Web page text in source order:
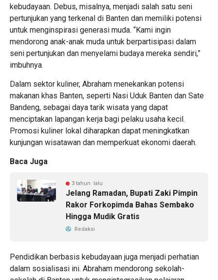
kebudayaan. Debus, misalnya, menjadi salah satu seni
pertunjukan yang terkenal di Banten dan memiliki potensi
untuk menginspirasi generasi muda. “Kami ingin
mendorong anak-anak muda untuk berpartisipasi dalam
seni pertunjukan dan menyelami budaya mereka sendiri,”
imbuhnya.
Dalam sektor kuliner, Abraham menekankan potensi
makanan khas Banten, seperti Nasi Uduk Banten dan Sate
Bandeng, sebagai daya tarik wisata yang dapat
menciptakan lapangan kerja bagi pelaku usaha kecil.
Promosi kuliner lokal diharapkan dapat meningkatkan
kunjungan wisatawan dan memperkuat ekonomi daerah.
Baca Juga
3 tahun lalu
Jelang Ramadan, Bupati Zaki Pimpin
Rakor Forkopimda Bahas Sembako
Hingga Mudik Gratis
Redaksi
Pendidikan berbasis kebudayaan juga menjadi perhatian
dalam sosialisasi ini. Abraham mendorong sekolah-